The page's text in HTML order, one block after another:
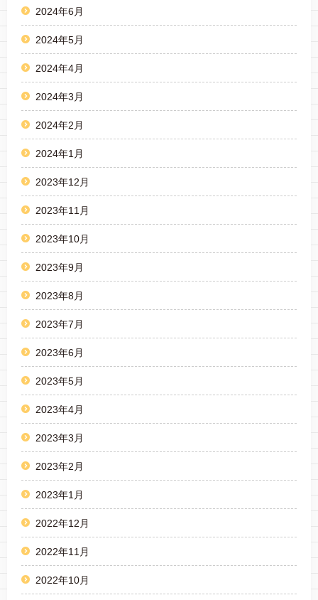
2024年6月
2024年5月
2024年4月
2024年3月
2024年2月
2024年1月
2023年12月
2023年11月
2023年10月
2023年9月
2023年8月
2023年7月
2023年6月
2023年5月
2023年4月
2023年3月
2023年2月
2023年1月
2022年12月
2022年11月
2022年10月